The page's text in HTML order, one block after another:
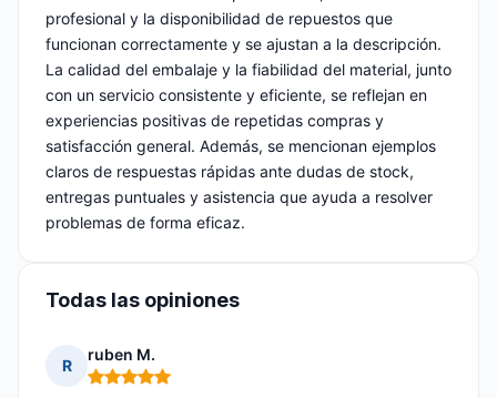
profesional y la disponibilidad de repuestos que
funcionan correctamente y se ajustan a la descripción.
La calidad del embalaje y la fiabilidad del material, junto
con un servicio consistente y eficiente, se reflejan en
experiencias positivas de repetidas compras y
satisfacción general. Además, se mencionan ejemplos
claros de respuestas rápidas ante dudas de stock,
entregas puntuales y asistencia que ayuda a resolver
problemas de forma eficaz.
Todas las opiniones
R
ruben M.
Nota: 5 de 5